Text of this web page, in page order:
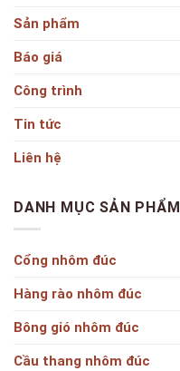
Sản phẩm
Báo giá
Công trình
Tin tức
Liên hệ
DANH MỤC SẢN PHẨM
Cổng nhôm đúc
Hàng rào nhôm đúc
Bông gió nhôm đúc
Cầu thang nhôm đúc